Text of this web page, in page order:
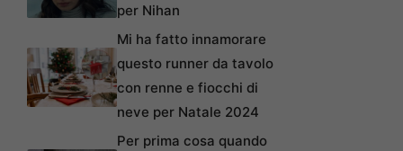
per Nihan
Mi ha fatto innamorare
questo runner da tavolo
con renne e fiocchi di
neve per Natale 2024
Per prima cosa quando